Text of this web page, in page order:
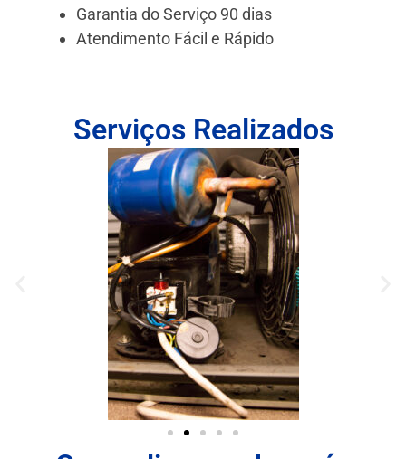
Garantia do Serviço 90 dias
Atendimento Fácil e Rápido
Serviços Realizados